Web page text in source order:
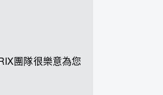
團隊很樂意為您